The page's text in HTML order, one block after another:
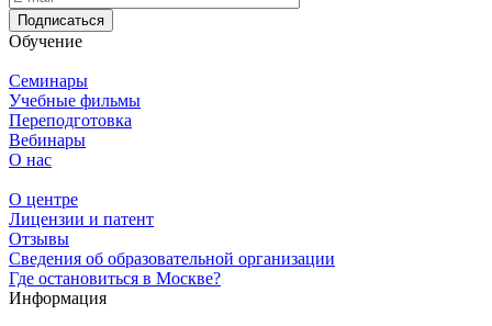
Подписаться
Обучение
Семинары
Учебные фильмы
Переподготовка
Вебинары
О нас
О центре
Лицензии и патент
Отзывы
Сведения об образовательной организации
Где остановиться в Москве?
Информация